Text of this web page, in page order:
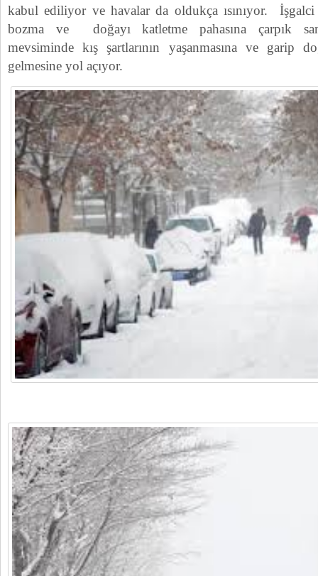
kabul ediliyor ve havalar da oldukça ısınıyor.
bozma ve doğayı katletme pahasına çarpık
mevsiminde kış şartlarının yaşanmasına ve garip
gelmesine yol açıyor.